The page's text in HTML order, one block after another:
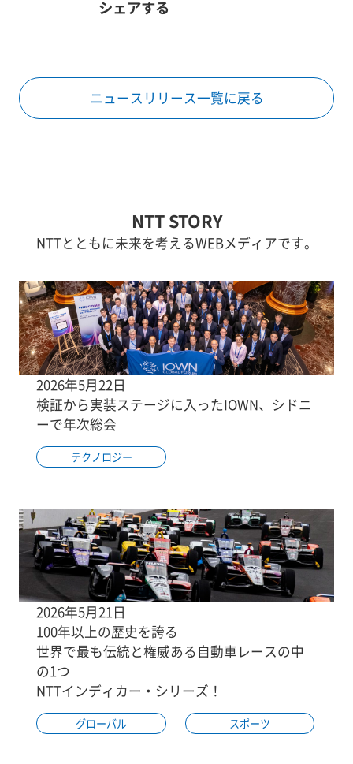
シェアする
ニュースリリース一覧に戻る
NTT STORY
NTTとともに未来を考えるWEBメディアです。
2026年5月22日
検証から実装ステージに入ったIOWN、シドニ
ーで年次総会
テクノロジー
2026年5月21日
100年以上の歴史を誇る
世界で最も伝統と権威ある自動車レースの中
の1つ
NTTインディカー・シリーズ！
グローバル スポーツ